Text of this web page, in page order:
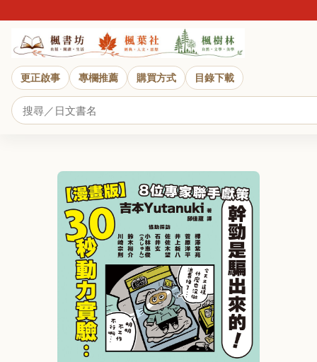
更正啟事 專欄推薦 購買方式 目錄下載